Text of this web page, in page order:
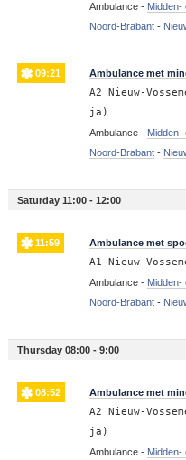
Ambulance - Midden-
Noord-Brabant-
09:21 Ambulance met
A2 Nieuw-
ja)
Ambulance - Midden-
Noord-Brabant-
Saturday 11:00 - 12:00
11:59 Ambulance met
A1 Nieuw-
Ambulance - Midden-
Noord-Brabant-
Thursday 08:00 - 9:00
08:52 Ambulance met
A2 Nieuw-
ja)
Ambulance - Midden-